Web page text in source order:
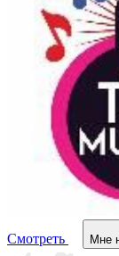
Смотреть Мне